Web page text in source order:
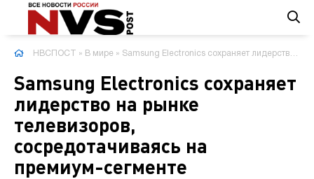
НВСПОСТ » В мире » Samsung Electronics сохраняет лидерство на рынке телевизоров, сосредотачиваясь на премиум-сегменте
Samsung Electronics сохраняет
лидерство на рынке
телевизоров,
сосредотачиваясь на
премиум-сегменте